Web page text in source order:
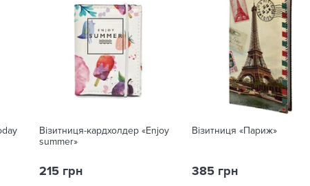
Візитниця-кардхолдер «Enjoy
summer»
215 грн
Візитниця «Париж»
385 грн